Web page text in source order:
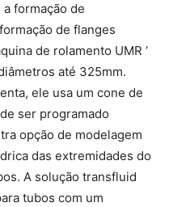
formação de
de flanges
de rolamento UMR ‘
até 325mm.
ele usa um cone de
ser programado
opção de modelagem
das extremidades do
A solução transfluid
tubos com um